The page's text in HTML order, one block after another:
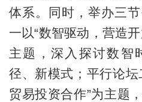
体系。同时，举办三
一以“数智驱动，营造
主题，深入探讨数智
径、新模式；平行论坛
贸易投资合作”为主题